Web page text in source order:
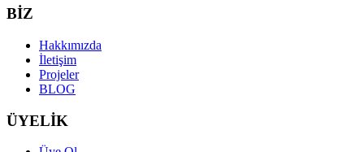
BİZ
Hakkımızda
İletişim
Projeler
BLOG
ÜYELİK